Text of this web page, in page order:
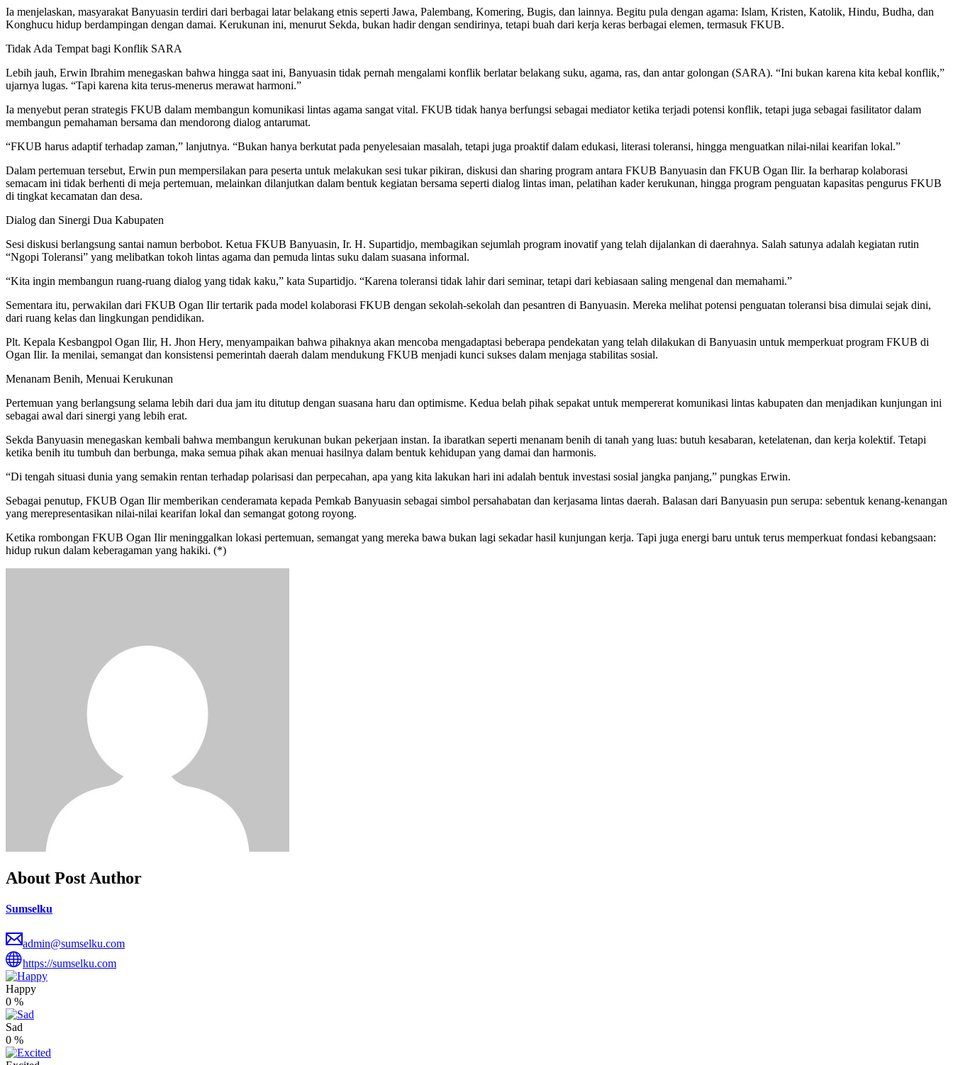
Ia menjelaskan, masyarakat Banyuasin terdiri dari berbagai latar belakang etnis seperti Jawa, Palembang, Komering, Bugis, dan lainnya. Begitu pula dengan agama: Islam, Kristen, Katolik, Hindu, Budha, dan
Konghucu hidup berdampingan dengan damai. Kerukunan ini, menurut Sekda, bukan hadir dengan sendirinya, tetapi buah dari kerja keras berbagai elemen, termasuk FKUB.
Tidak Ada Tempat bagi Konflik SARA
Lebih jauh, Erwin Ibrahim menegaskan bahwa hingga saat ini, Banyuasin tidak pernah mengalami konflik berlatar belakang suku, agama, ras, dan antar golongan (SARA). “Ini bukan karena kita kebal konflik,”
ujarnya lugas. “Tapi karena kita terus-menerus merawat harmoni.”
Ia menyebut peran strategis FKUB dalam membangun komunikasi lintas agama sangat vital. FKUB tidak hanya berfungsi sebagai mediator ketika terjadi potensi konflik, tetapi juga sebagai fasilitator dalam
membangun pemahaman bersama dan mendorong dialog antarumat.
“FKUB harus adaptif terhadap zaman,” lanjutnya. “Bukan hanya berkutat pada penyelesaian masalah, tetapi juga proaktif dalam edukasi, literasi toleransi, hingga menguatkan nilai-nilai kearifan lokal.”
Dalam pertemuan tersebut, Erwin pun mempersilakan para peserta untuk melakukan sesi tukar pikiran, diskusi dan sharing program antara FKUB Banyuasin dan FKUB Ogan Ilir. Ia berharap kolaborasi
semacam ini tidak berhenti di meja pertemuan, melainkan dilanjutkan dalam bentuk kegiatan bersama seperti dialog lintas iman, pelatihan kader kerukunan, hingga program penguatan kapasitas pengurus FKUB
di tingkat kecamatan dan desa.
Dialog dan Sinergi Dua Kabupaten
Sesi diskusi berlangsung santai namun berbobot. Ketua FKUB Banyuasin, Ir. H. Supartidjo, membagikan sejumlah program inovatif yang telah dijalankan di daerahnya. Salah satunya adalah kegiatan rutin
“Ngopi Toleransi” yang melibatkan tokoh lintas agama dan pemuda lintas suku dalam suasana informal.
“Kita ingin membangun ruang-ruang dialog yang tidak kaku,” kata Supartidjo. “Karena toleransi tidak lahir dari seminar, tetapi dari kebiasaan saling mengenal dan memahami.”
Sementara itu, perwakilan dari FKUB Ogan Ilir tertarik pada model kolaborasi FKUB dengan sekolah-sekolah dan pesantren di Banyuasin. Mereka melihat potensi penguatan toleransi bisa dimulai sejak dini,
dari ruang kelas dan lingkungan pendidikan.
Plt. Kepala Kesbangpol Ogan Ilir, H. Jhon Hery, menyampaikan bahwa pihaknya akan mencoba mengadaptasi beberapa pendekatan yang telah dilakukan di Banyuasin untuk memperkuat program FKUB di
Ogan Ilir. Ia menilai, semangat dan konsistensi pemerintah daerah dalam mendukung FKUB menjadi kunci sukses dalam menjaga stabilitas sosial.
Menanam Benih, Menuai Kerukunan
Pertemuan yang berlangsung selama lebih dari dua jam itu ditutup dengan suasana haru dan optimisme. Kedua belah pihak sepakat untuk mempererat komunikasi lintas kabupaten dan menjadikan kunjungan ini
sebagai awal dari sinergi yang lebih erat.
Sekda Banyuasin menegaskan kembali bahwa membangun kerukunan bukan pekerjaan instan. Ia ibaratkan seperti menanam benih di tanah yang luas: butuh kesabaran, ketelatenan, dan kerja kolektif. Tetapi
ketika benih itu tumbuh dan berbunga, maka semua pihak akan menuai hasilnya dalam bentuk kehidupan yang damai dan harmonis.
“Di tengah situasi dunia yang semakin rentan terhadap polarisasi dan perpecahan, apa yang kita lakukan hari ini adalah bentuk investasi sosial jangka panjang,” pungkas Erwin.
Sebagai penutup, FKUB Ogan Ilir memberikan cenderamata kepada Pemkab Banyuasin sebagai simbol persahabatan dan kerjasama lintas daerah. Balasan dari Banyuasin pun serupa: sebentuk kenang-kenangan
yang merepresentasikan nilai-nilai kearifan lokal dan semangat gotong royong.
Ketika rombongan FKUB Ogan Ilir meninggalkan lokasi pertemuan, semangat yang mereka bawa bukan lagi sekadar hasil kunjungan kerja. Tapi juga energi baru untuk terus memperkuat fondasi kebangsaan:
hidup rukun dalam keberagaman yang hakiki. (*)
About Post Author
Sumselku
admin@sumselku.com
https://sumselku.com
Happy
0 %
Sad
0 %